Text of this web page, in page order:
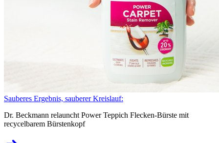
Sauberes Ergebnis, sauberer Kreislauf:
Dr. Beckmann relauncht Power Teppich Flecken-Bürste mit
recycelbarem Bürstenkopf